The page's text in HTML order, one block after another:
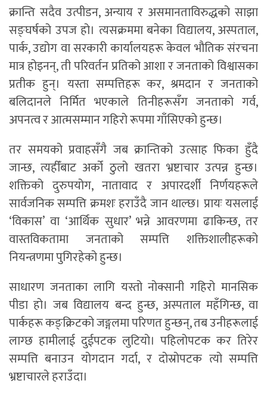
क्रान्ति सदैव उत्पीडन, अन्याय र असमानताविरुद्धको साझा
सङ्घर्षको उपज हो। त्यसक्रममा बनेका विद्यालय, अस्पताल,
पार्क, उद्योग वा सरकारी कार्यालयहरू केवल भौतिक संरचना
मात्र होइनन्, ती परिवर्तन प्रतिको आशा र जनताको विश्वासका
प्रतीक हुन्। यस्ता सम्पत्तिहरू कर, श्रमदान र जनताको
बलिदानले निर्मित भएकाले तिनीहरूसँग जनताको गर्व,
अपनत्व र आत्मसम्मान गहिरो रूपमा गाँसिएको हुन्छ।
तर समयको प्रवाहसँगै जब क्रान्तिको उत्साह फिका हुँदै
जान्छ, त्यहीँबाट अर्को ठुलो खतरा भ्रष्टाचार उत्पन्न हुन्छ।
शक्तिको दुरुपयोग, नातावाद र अपारदर्शी निर्णयहरूले
सार्वजनिक सम्पत्ति क्रमशः हराउँदै जान थाल्छ। प्रायः यसलाई
‘विकास’ वा ‘आर्थिक सुधार’ भन्ने आवरणमा ढाकिन्छ, तर
वास्तविकतामा जनताको सम्पत्ति शक्तिशालीहरूको
नियन्त्रणमा पुगिरहेको हुन्छ।
साधारण जनताका लागि यस्तो नोक्सानी गहिरो मानसिक
पीडा हो। जब विद्यालय बन्द हुन्छ, अस्पताल महँगिन्छ, वा
पार्कहरू कङ्क्रिटको जङ्गलमा परिणत हुन्छन्, तब उनीहरूलाई
लाग्छ हामीलाई दुईपटक लुटियो। पहिलोपटक कर तिरेर
सम्पत्ति बनाउन योगदान गर्दा, र दोस्रोपटक त्यो सम्पत्ति
भ्रष्टाचारले हराउँदा।